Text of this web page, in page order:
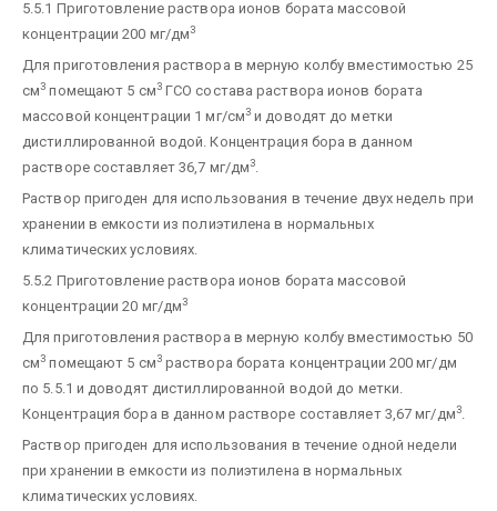
5.5.1 Приготовление раствора ионов бората массовой
концентрации 200 мг/дм3
Для приготовления раствора в мерную колбу вместимостью 25
см3 помещают 5 см3ГСО состава раствора ионов бората
массовой концентрации 1 мг/см3 и доводят до метки
дистиллированной водой. Концентрация бора в данном
растворе составляет 36,7 мг/дм3
Раствор пригоден для использования в течение двух недель при
хранении в емкости из полиэтилена в нормальных
климатических условиях.
5.5.2 Приготовление раствора ионов бората массовой
концентрации 20 мг/дм3
Для приготовления раствора в мерную колбу вместимостью 50
см3 помещают 5 см3раствора бората концентрации 200 мг/дм
по 5.5.1 и доводят дистиллированной водой до метки.
Концентрация бора в данном растворе составляет 3,67 мг/дм3.
Раствор пригоден для использования в течение одной недели
при хранении в емкости из полиэтилена в нормальных
климатических условиях.